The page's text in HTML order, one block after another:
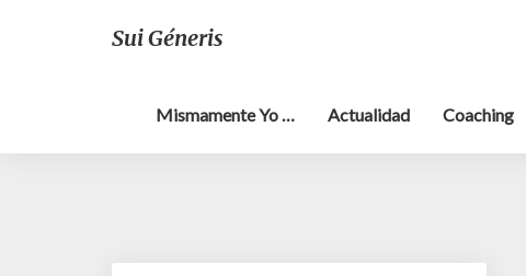
Sui Géneris
Mismamente Yo … Actualidad Coaching